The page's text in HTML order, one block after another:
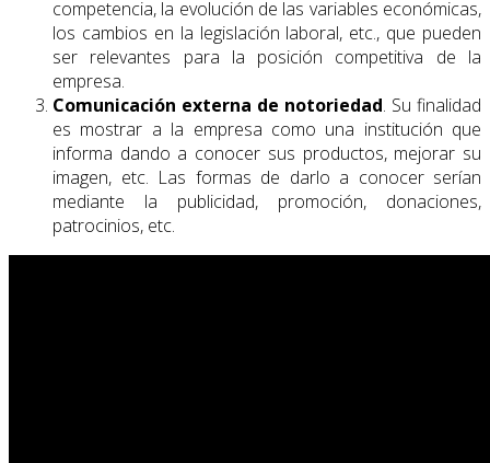
competencia, la evolución de las variables económicas,
los cambios en la legislación laboral, etc., que pueden
ser relevantes para la posición competitiva de la
empresa.
Comunicación externa de notoriedad. Su finalidad
es mostrar a la empresa como una institución que
informa dando a conocer sus productos, mejorar su
imagen, etc. Las formas de darlo a conocer serían
mediante la publicidad, promoción, donaciones,
patrocinios, etc.